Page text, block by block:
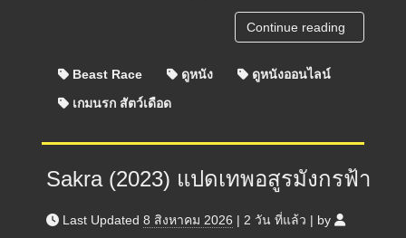
Continue reading
Beast Race ดูหนัง
ดูหนังออนไลน์
เกมนรก สัตว์เดือด
Sakra (2023) แปดเทพอสูรมังกรฟ้า
Last Updated 8 สิงหาคม 2026 | 2 วัน ที่แล้ว | by